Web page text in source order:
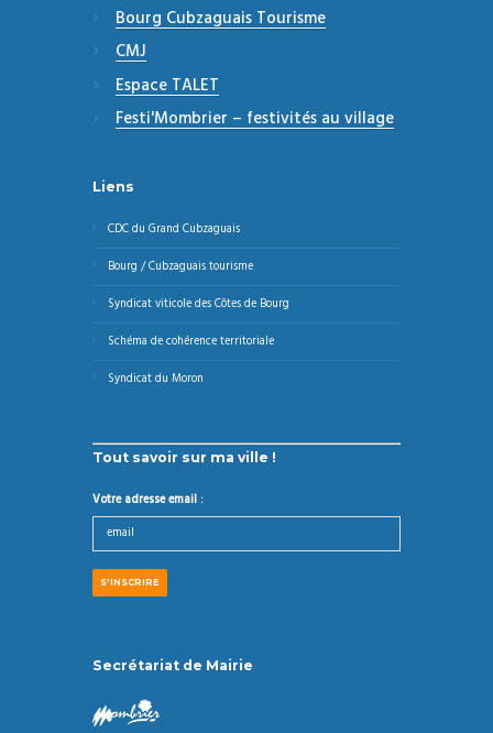
Bourg Cubzaguais Tourisme
CMJ
Espace TALET
Festi'Mombrier – festivités au village
Liens
CDC du Grand Cubzaguais
Bourg / Cubzaguais tourisme
Syndicat viticole des Côtes de Bourg
Schéma de cohérence territoriale
Syndicat du Moron
Tout savoir sur ma ville !
Votre adresse email :
Secrétariat de Mairie